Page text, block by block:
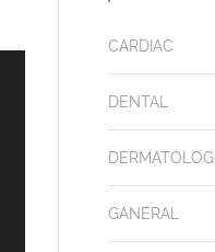
CARDIAC
DENTAL
GANERAL